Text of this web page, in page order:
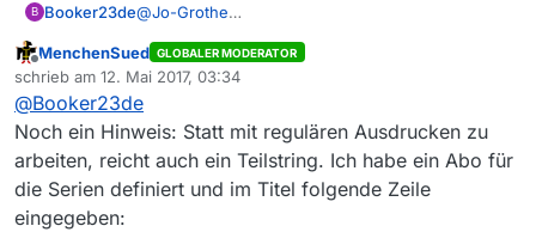
B Booker23de@Jo-Grothe
meine ganzen Arte Abo so anzupassen, dass
diese wieder laufen wen jetzt die Serien vom
letzten Jahr weiter gehen z.B. Peaky Blinders -
Gangs of Birmingham.
Offline
MenchenSued GLOBALER MODERATOR
schrieb am 12. Mai 2017, 03:34
zuletzt editiert von
@Booker23de
Noch ein Hinweis: Statt mit regulären Ausdrucken zu
arbeiten, reicht auch ein Teilstring. Ich habe ein Abo für
die Serien definiert und im Titel folgende Zeile
eingegeben: